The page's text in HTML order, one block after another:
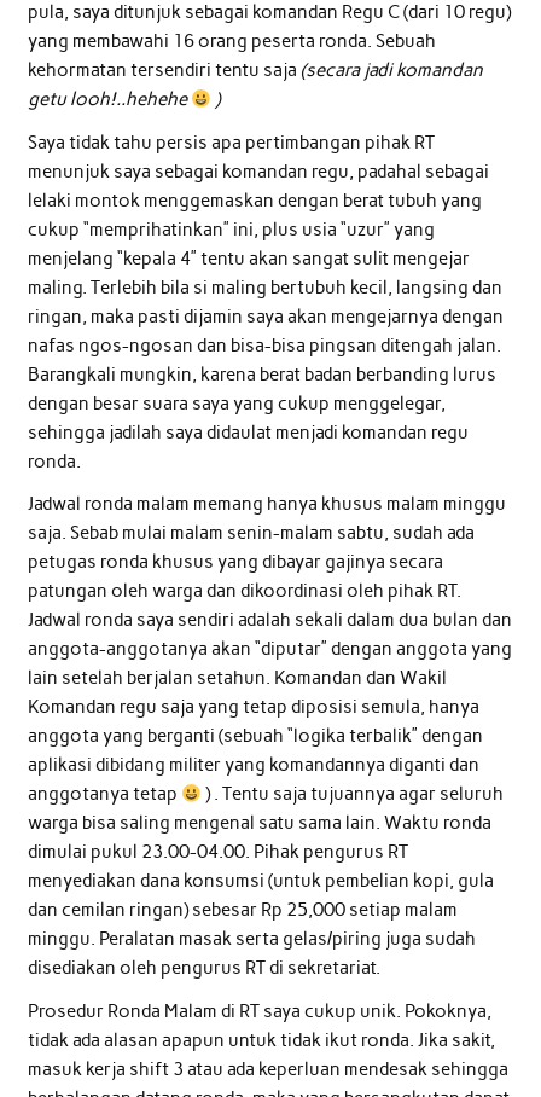
pula, saya ditunjuk sebagai komandan Regu C (dari 10 regu)
yang membawahi 16 orang peserta ronda. Sebuah
kehormatan tersendiri tentu saja (secara jadi komandan
getu looh!..hehehe
)
Saya tidak tahu persis apa pertimbangan pihak RT
menunjuk saya sebagai komandan regu, padahal sebagai
lelaki montok menggemaskan dengan berat tubuh yang
cukup “memprihatinkan” ini, plus usia “uzur” yang
menjelang “kepala 4” tentu akan sangat sulit mengejar
maling. Terlebih bila si maling bertubuh kecil, langsing dan
ringan, maka pasti dijamin saya akan mengejarnya dengan
nafas ngos-ngosan dan bisa-bisa pingsan ditengah jalan.
Barangkali mungkin, karena berat badan berbanding lurus
dengan besar suara saya yang cukup menggelegar,
sehingga jadilah saya didaulat menjadi komandan regu
ronda.
Jadwal ronda malam memang hanya khusus malam minggu
saja. Sebab mulai malam senin-malam sabtu, sudah ada
petugas ronda khusus yang dibayar gajinya secara
patungan oleh warga dan dikoordinasi oleh pihak RT.
Jadwal ronda saya sendiri adalah sekali dalam dua bulan dan
anggota-anggotanya akan “diputar” dengan anggota yang
lain setelah berjalan setahun. Komandan dan Wakil
Komandan regu saja yang tetap diposisi semula, hanya
anggota yang berganti (sebuah “logika terbalik” dengan
aplikasi dibidang militer yang komandannya diganti dan
anggotanya tetap
) . Tentu saja tujuannya agar seluruh
warga bisa saling mengenal satu sama lain. Waktu ronda
dimulai pukul 23.00-04.00. Pihak pengurus RT
menyediakan dana konsumsi (untuk pembelian kopi, gula
dan cemilan ringan) sebesar Rp 25,000 setiap malam
minggu. Peralatan masak serta gelas/piring juga sudah
disediakan oleh pengurus RT di sekretariat.
Prosedur Ronda Malam di RT saya cukup unik. Pokoknya,
tidak ada alasan apapun untuk tidak ikut ronda. Jika sakit,
masuk kerja shift 3 atau ada keperluan mendesak sehingga